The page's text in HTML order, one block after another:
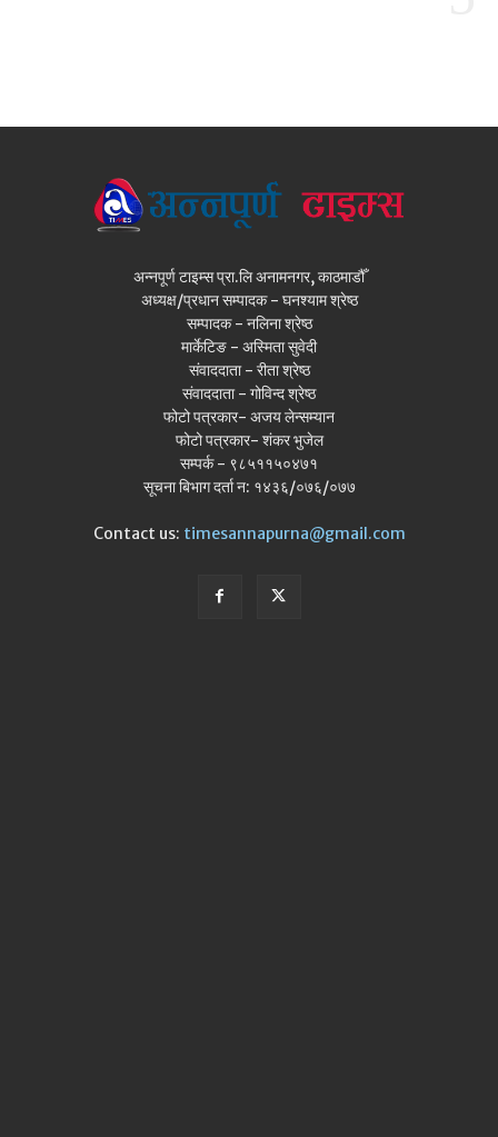
अन्नपूर्ण टाइम्स प्रा.लि अनामनगर, काठमाडौँ
अध्यक्ष/प्रधान सम्पादक - घनश्याम श्रेष्ठ
सम्पादक - नलिना श्रेष्ठ
मार्केटिङ - अस्मिता सुवेदी
संवाददाता - रीता श्रेष्ठ
संवाददाता - गोविन्द श्रेष्ठ
फोटो पत्रकार- अजय लेन्सम्यान
फोटो पत्रकार- शंकर भुजेल
सम्पर्क - ९८५११५०४७१
सूचना बिभाग दर्ता न: १४३६/०७६/०७७
Contact us: timesannapurna@gmail.com